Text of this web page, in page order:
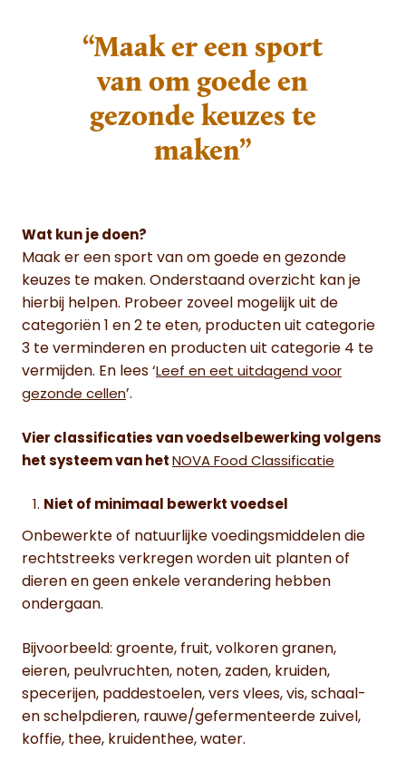
“Maak er een sport
van om goede en
gezonde keuzes te
maken”
Wat kun je doen?
Maak er een sport van om goede en gezonde
keuzes te maken. Onderstaand overzicht kan je
hierbij helpen. Probeer zoveel mogelijk uit de
categoriën 1 en 2 te eten, producten uit categorie
3 te verminderen en producten uit categorie 4 te
vermijden. En lees ‘ Leef en eet uitdagend voor
gezonde cellen’.
Vier classificaties van voedselbewerking volgens
het systeem van het NOVA Food Classificatie
Niet of minimaal bewerkt voedsel
Onbewerkte of natuurlijke voedingsmiddelen die
rechtstreeks verkregen worden uit planten of
dieren en geen enkele verandering hebben
ondergaan.
Bijvoorbeeld: groente, fruit, volkoren granen,
eieren, peulvruchten, noten, zaden, kruiden,
specerijen, paddestoelen, vers vlees, vis, schaal-
en schelpdieren, rauwe/gefermenteerde zuivel,
koffie, thee, kruidenthee, water.